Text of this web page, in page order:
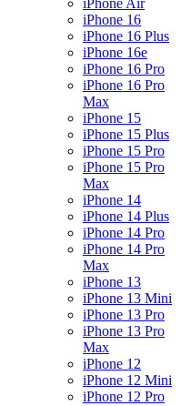
iPhone Air
iPhone 16
iPhone 16 Plus
iPhone 16e
iPhone 16 Pro
iPhone 16 Pro
Max
iPhone 15
iPhone 15 Plus
iPhone 15 Pro
iPhone 15 Pro
Max
iPhone 14
iPhone 14 Plus
iPhone 14 Pro
iPhone 14 Pro
Max
iPhone 13
iPhone 13 Mini
iPhone 13 Pro
iPhone 13 Pro
Max
iPhone 12
iPhone 12 Mini
iPhone 12 Pro